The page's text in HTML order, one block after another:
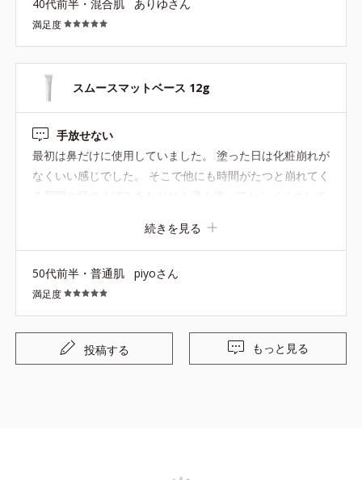
40代前半・混合肌 ありゆさん
満足度
スムースマットベース 12g
手放せない
最初は鼻だけに使用していました。 塗った日は化粧崩れが
なくいい感じでした。 そこで他にも時間がたつと崩れてく
した。 いつも目元付近が時間がたつと乾燥してカサカサに
なったりしていたのが、これを塗ってから気にならなくな
りました！ もう手放せません。
続きを見る
50代前半・普通肌 piyoさん
満足度
投稿する もっと見る